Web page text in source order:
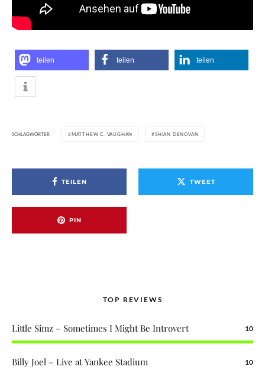
teilen teilen teilen
SCHLAGWÖRTER MATTHEW C. VAUGHAN SHIAN DENOVAN
TEILEN TWEET
PIN
TOP REVIEWS
Little Simz – Sometimes I Might Be Introvert 10
Billy Joel – Live at Yankee Stadium 10